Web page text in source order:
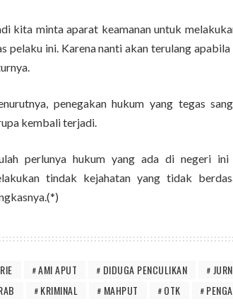
kita minta aparat keamanan untuk
pelaku ini. Karena nanti akan terulang
penegakan hukum yang tegas
kembali terjadi.
perlunya hukum yang ada di negeri
tindak kejahatan yang tidak
AMI APUT DIDUGA PENCULIKAN
KRIMINAL MAHPUT OTK